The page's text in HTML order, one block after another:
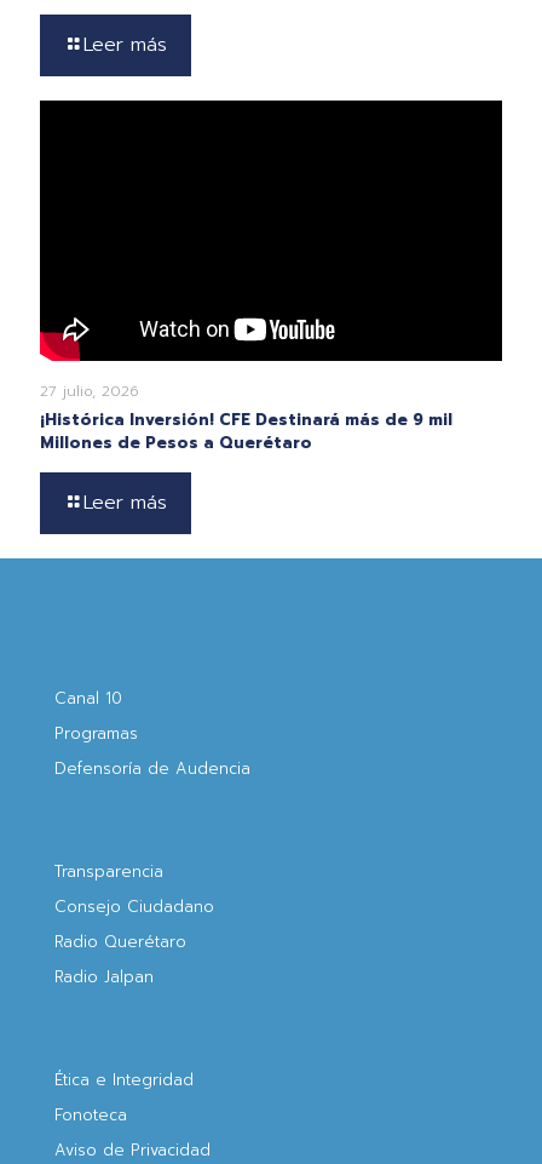
Leer más
27 julio, 2026
¡Histórica Inversión! CFE Destinará más de 9 mil
Millones de Pesos a Querétaro
Leer más
Canal 10
Programas
Defensoría de Audencia
Transparencia
Consejo Ciudadano
Radio Querétaro
Radio Jalpan
Ética e Integridad
Fonoteca
Aviso de Privacidad